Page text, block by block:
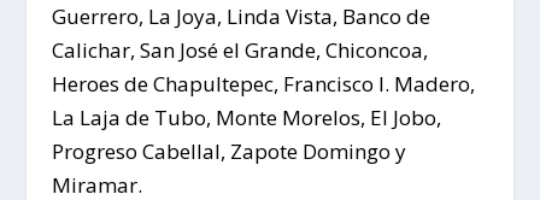
Guerrero, La Joya, Linda Vista, Banco de
Calichar, San José el Grande, Chiconcoa,
Heroes de Chapultepec, Francisco I. Madero,
La Laja de Tubo, Monte Morelos, El Jobo,
Progreso Cabellal, Zapote Domingo y
Miramar.